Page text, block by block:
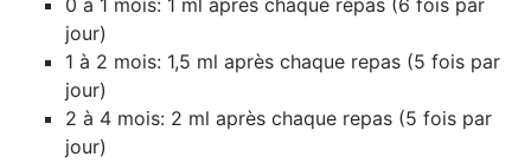
0 à 1 mois: 1 ml après chaque repas (6 fois par
jour)
1 à 2 mois: 1,5 ml après chaque repas (5 fois par
jour)
2 à 4 mois: 2 ml après chaque repas (5 fois par
jour)